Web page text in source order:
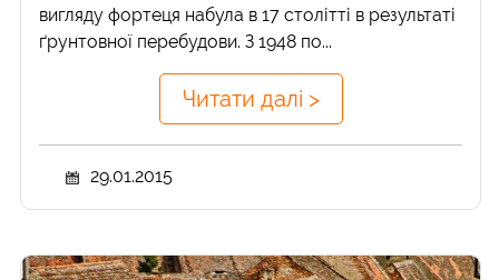
вигляду фортеця набула в 17 столітті в результаті
ґрунтовної перебудови. З 1948 по...
Читати далі >
29.01.2015